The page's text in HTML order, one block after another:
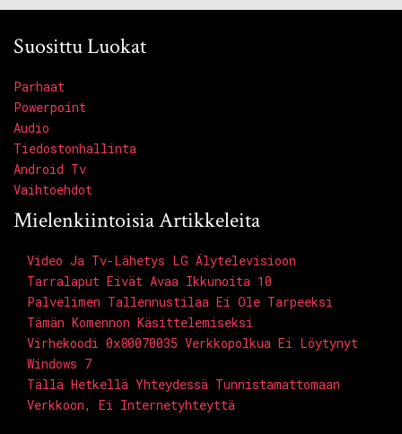
Suosittu Luokat
Parhaat
Powerpoint
Audio
Tiedostonhallinta
Android Tv
Vaihtoehdot
Mielenkiintoisia Artikkeleita
Video Ja Tv-Lähetys LG Älytelevisioon
Tarralaput Eivät Avaa Ikkunoita 10
Palvelimen Tallennustilaa Ei Ole Tarpeeksi
Tämän Komennon Käsittelemiseksi
Virhekoodi 0x80070035 Verkkopolkua Ei Löytynyt
Windows 7
Tällä Hetkellä Yhteydessä Tunnistamattomaan
Verkkoon, Ei Internetyhteyttä